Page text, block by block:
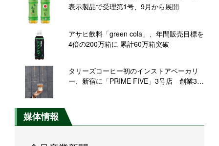
表示製品で受理第1号、9月から展開
アサヒ飲料「green cola」、年間販売目標を
4倍の200万箱に 累計60万箱突破
タリーズコーヒー初のインストアベーカリ
ー、新宿に「PRIME FIVE」3号店 創業30
媒体情報